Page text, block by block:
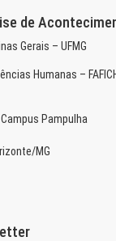
de
Gerais – UFMG
Humanas –
Pampulha
MG